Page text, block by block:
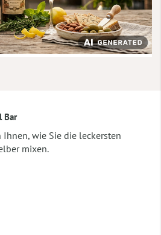
Bar
Ihnen, wie Sie die leckersten
mixen.